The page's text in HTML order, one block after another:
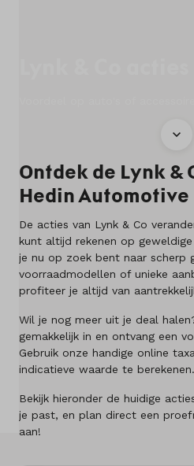
Vergelijken
Merken
Diensten
Over ons
Kennis & advies
Land
Nederland
Ontdek de Lynk &
Hedin Automotive
De acties van Lynk & Co
kunt altijd rekenen op
je nu op zoek bent naar scherp
voorraadmodellen of unieke
profiteer je altijd van
Wil je nog meer uit je deal
gemakkelijk in en ontvang een
Gebruik onze handige online
indicatieve waarde te berekenen.
Bekijk hieronder de huidige
je past, en plan direct een
aan!